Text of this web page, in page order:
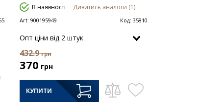
В наявності Дивитись аналоги (1)
Art: 900195949 Код: 35810
Опт цiни від 2 штук
432.9 грн
370 грн
КУПИТИ